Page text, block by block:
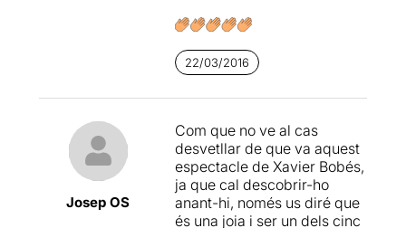
22/03/2016
Josep OS
Com que no ve al cas
desvetllar de que va aquest
espectacle de Xavier Bobés,
ja que cal descobrir-ho
anant-hi, només us diré que
és una joia i ser un dels cinc